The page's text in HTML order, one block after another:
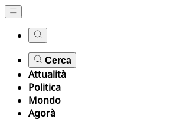
Cerca
Attualità
Politica
Mondo
Agorà